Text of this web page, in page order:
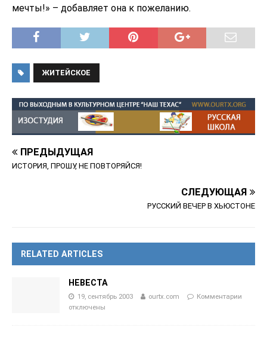
мечты!» – добавляет она к пожеланию.
ЖИТЕЙСКОЕ
ПРЕДЫДУЩАЯ
ИСТОРИЯ, ПРОШУ, НЕ ПОВТОРЯЙСЯ!
СЛЕДУЮЩАЯ
РУССКИЙ ВЕЧЕР В ХЬЮСТОНЕ
RELATED ARTICLES
НЕВЕСТА
19, сентябрь 2003 ourtx.com
Комментарии
отключены